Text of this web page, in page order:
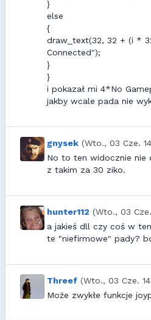
}
else
{
draw_text(32, 32 + (i *
Connected");
}
}
i pokazał mi 4*No
jakby wcale pada nie
gnysek (Wto., 03 Cze.
No to ten widocznie nie
z takim za 30 ziko.
hunter112 (Wto., 03
a jakieś dll czy coś w
te "niefirmowe" pady?
Threef (Wto., 03 Cze.
Może zwykłe funkcje